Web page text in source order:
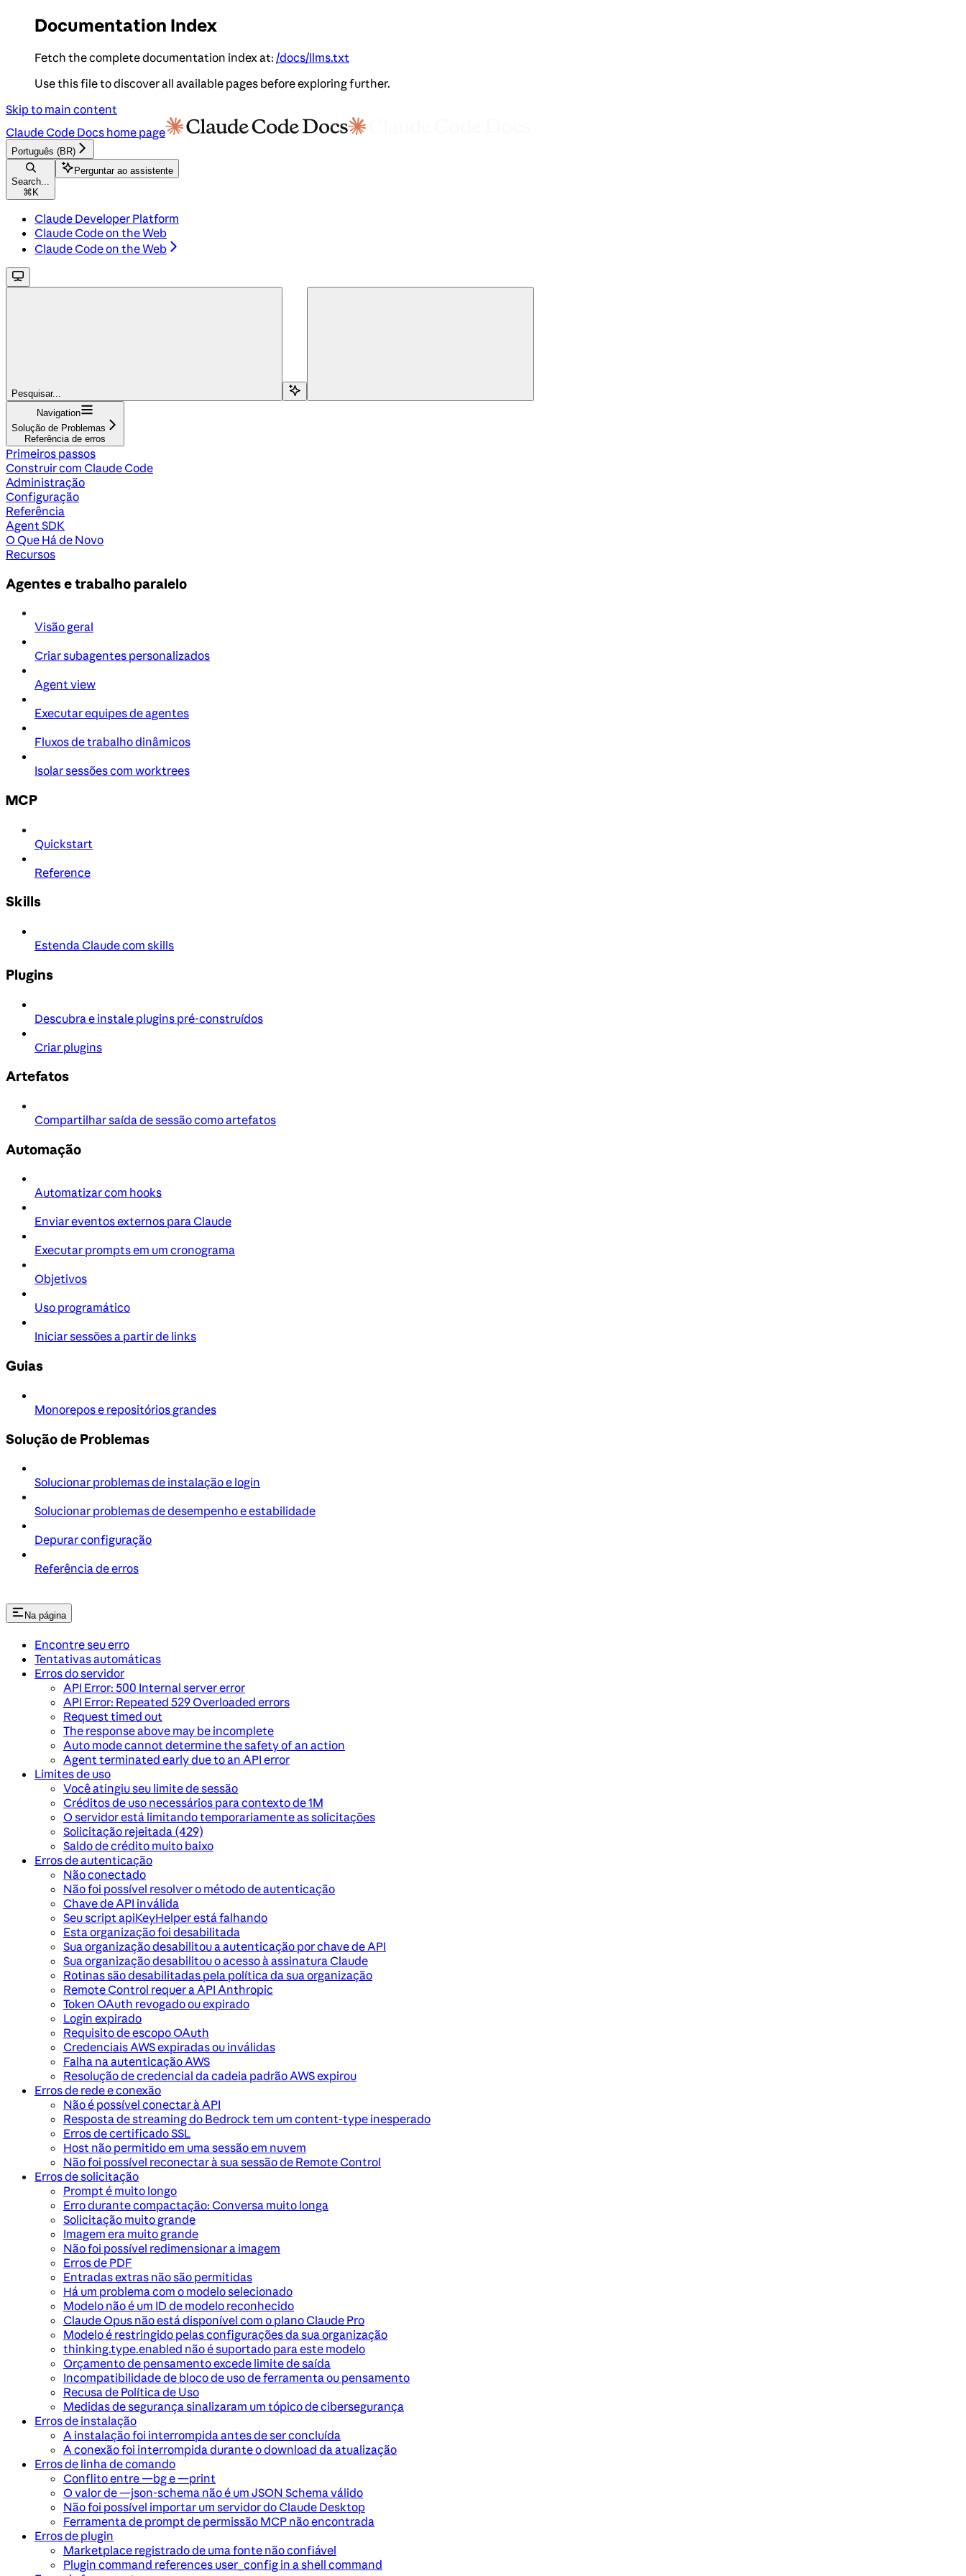
Documentation Index
Fetch the complete documentation index at: /docs/llms.txt
Use this file to discover all available pages before exploring further.
Skip to main content
Claude Code Docs home page
Português (BR)
Search...
⌘ K
Perguntar ao assistente
Claude Developer Platform
Claude Code on the Web
Claude Code on the Web
Pesquisar...
Navigation
Solução de Problemas
Referência de erros
Primeiros passos
Construir com Claude Code
Administração
Configuração
Referência
Agent SDK
O Que Há de Novo
Recursos
Agentes e trabalho paralelo
Visão geral
Criar subagentes personalizados
Agent view
Executar equipes de agentes
Fluxos de trabalho dinâmicos
Isolar sessões com worktrees
MCP
Quickstart
Reference
Skills
Estenda Claude com skills
Plugins
Descubra e instale plugins pré-construídos
Criar plugins
Artefatos
Compartilhar saída de sessão como artefatos
Automação
Automatizar com hooks
Enviar eventos externos para Claude
Executar prompts em um cronograma
Objetivos
Uso programático
Iniciar sessões a partir de links
Guias
Monorepos e repositórios grandes
Solução de Problemas
Solucionar problemas de instalação e login
Solucionar problemas de desempenho e estabilidade
Depurar configuração
Referência de erros
Na página
Encontre seu erro
Tentativas automáticas
Erros do servidor
API Error: 500 Internal server error
API Error: Repeated 529 Overloaded errors
Request timed out
The response above may be incomplete
Auto mode cannot determine the safety of an action
Agent terminated early due to an API error
Limites de uso
Você atingiu seu limite de sessão
Créditos de uso necessários para contexto de 1M
O servidor está limitando temporariamente as solicitações
Solicitação rejeitada (429)
Saldo de crédito muito baixo
Erros de autenticação
Não conectado
Não foi possível resolver o método de autenticação
Chave de API inválida
Seu script apiKeyHelper está falhando
Esta organização foi desabilitada
Sua organização desabilitou a autenticação por chave de API
Sua organização desabilitou o acesso à assinatura Claude
Rotinas são desabilitadas pela política da sua organização
Remote Control requer a API Anthropic
Token OAuth revogado ou expirado
Login expirado
Requisito de escopo OAuth
Credenciais AWS expiradas ou inválidas
Falha na autenticação AWS
Resolução de credencial da cadeia padrão AWS expirou
Erros de rede e conexão
Não é possível conectar à API
Resposta de streaming do Bedrock tem um content-type inesperado
Erros de certificado SSL
Host não permitido em uma sessão em nuvem
Não foi possível reconectar à sua sessão de Remote Control
Erros de solicitação
Prompt é muito longo
Erro durante compactação: Conversa muito longa
Solicitação muito grande
Imagem era muito grande
Não foi possível redimensionar a imagem
Erros de PDF
Entradas extras não são permitidas
Há um problema com o modelo selecionado
Modelo não é um ID de modelo reconhecido
Claude Opus não está disponível com o plano Claude Pro
Modelo é restringido pelas configurações da sua organização
thinking.type.enabled não é suportado para este modelo
Orçamento de pensamento excede limite de saída
Incompatibilidade de bloco de uso de ferramenta ou pensamento
Recusa de Política de Uso
Medidas de segurança sinalizaram um tópico de cibersegurança
Erros de instalação
A instalação foi interrompida antes de ser concluída
A conexão foi interrompida durante o download da atualização
Erros de linha de comando
Conflito entre —bg e —print
O valor de —json-schema não é um JSON Schema válido
Não foi possível importar um servidor do Claude Desktop
Ferramenta de prompt de permissão MCP não encontrada
Erros de plugin
Marketplace registrado de uma fonte não confiável
Plugin command references user_config in a shell command